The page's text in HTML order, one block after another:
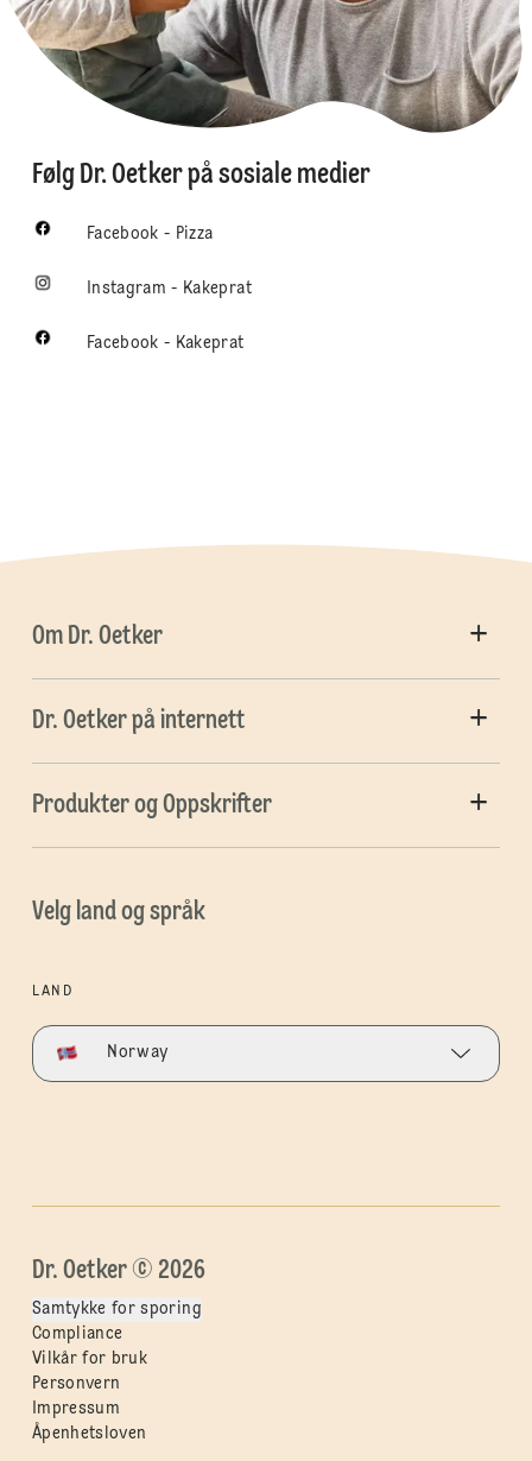
Følg Dr. Oetker på sosiale medier
Facebook - Pizza
Instagram - Kakeprat
Facebook - Kakeprat
Om Dr. Oetker
Dr. Oetker på internett
Produkter og Oppskrifter
Velg land og språk
LAND
Norway
Dr. Oetker © 2026
Samtykke for sporing
Compliance
Vilkår for bruk
Personvern
Impressum
Åpenhetsloven